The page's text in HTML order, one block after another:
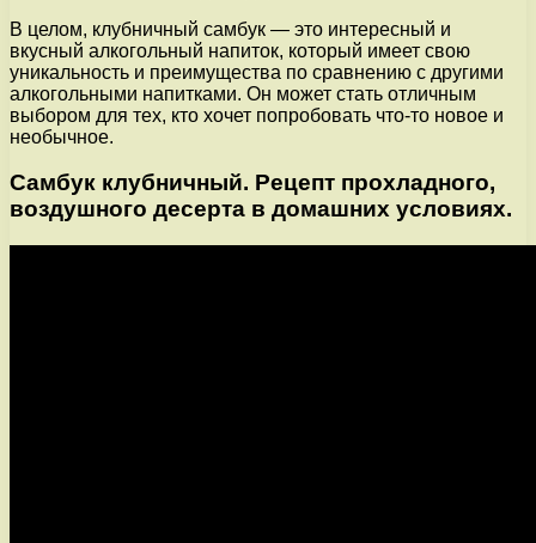
В целом, клубничный самбук — это интересный и
вкусный алкогольный напиток, который имеет свою
уникальность и преимущества по сравнению с другими
алкогольными напитками. Он может стать отличным
выбором для тех, кто хочет попробовать что-то новое и
необычное.
Самбук клубничный. Рецепт прохладного,
воздушного десерта в домашних условиях.